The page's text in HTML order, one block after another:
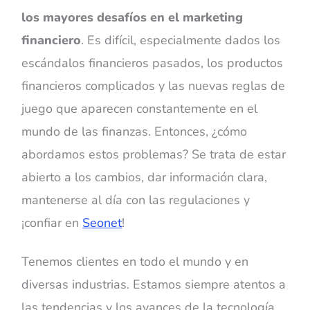
los mayores desafíos en el marketing
financiero. Es difícil, especialmente dados los
escándalos financieros pasados, los productos
financieros complicados y las nuevas reglas de
juego que aparecen constantemente en el
mundo de las finanzas. Entonces, ¿cómo
abordamos estos problemas? Se trata de estar
abierto a los cambios, dar información clara,
mantenerse al día con las regulaciones y
¡confiar en Seonet!
Tenemos clientes en todo el mundo y en
diversas industrias. Estamos siempre atentos a